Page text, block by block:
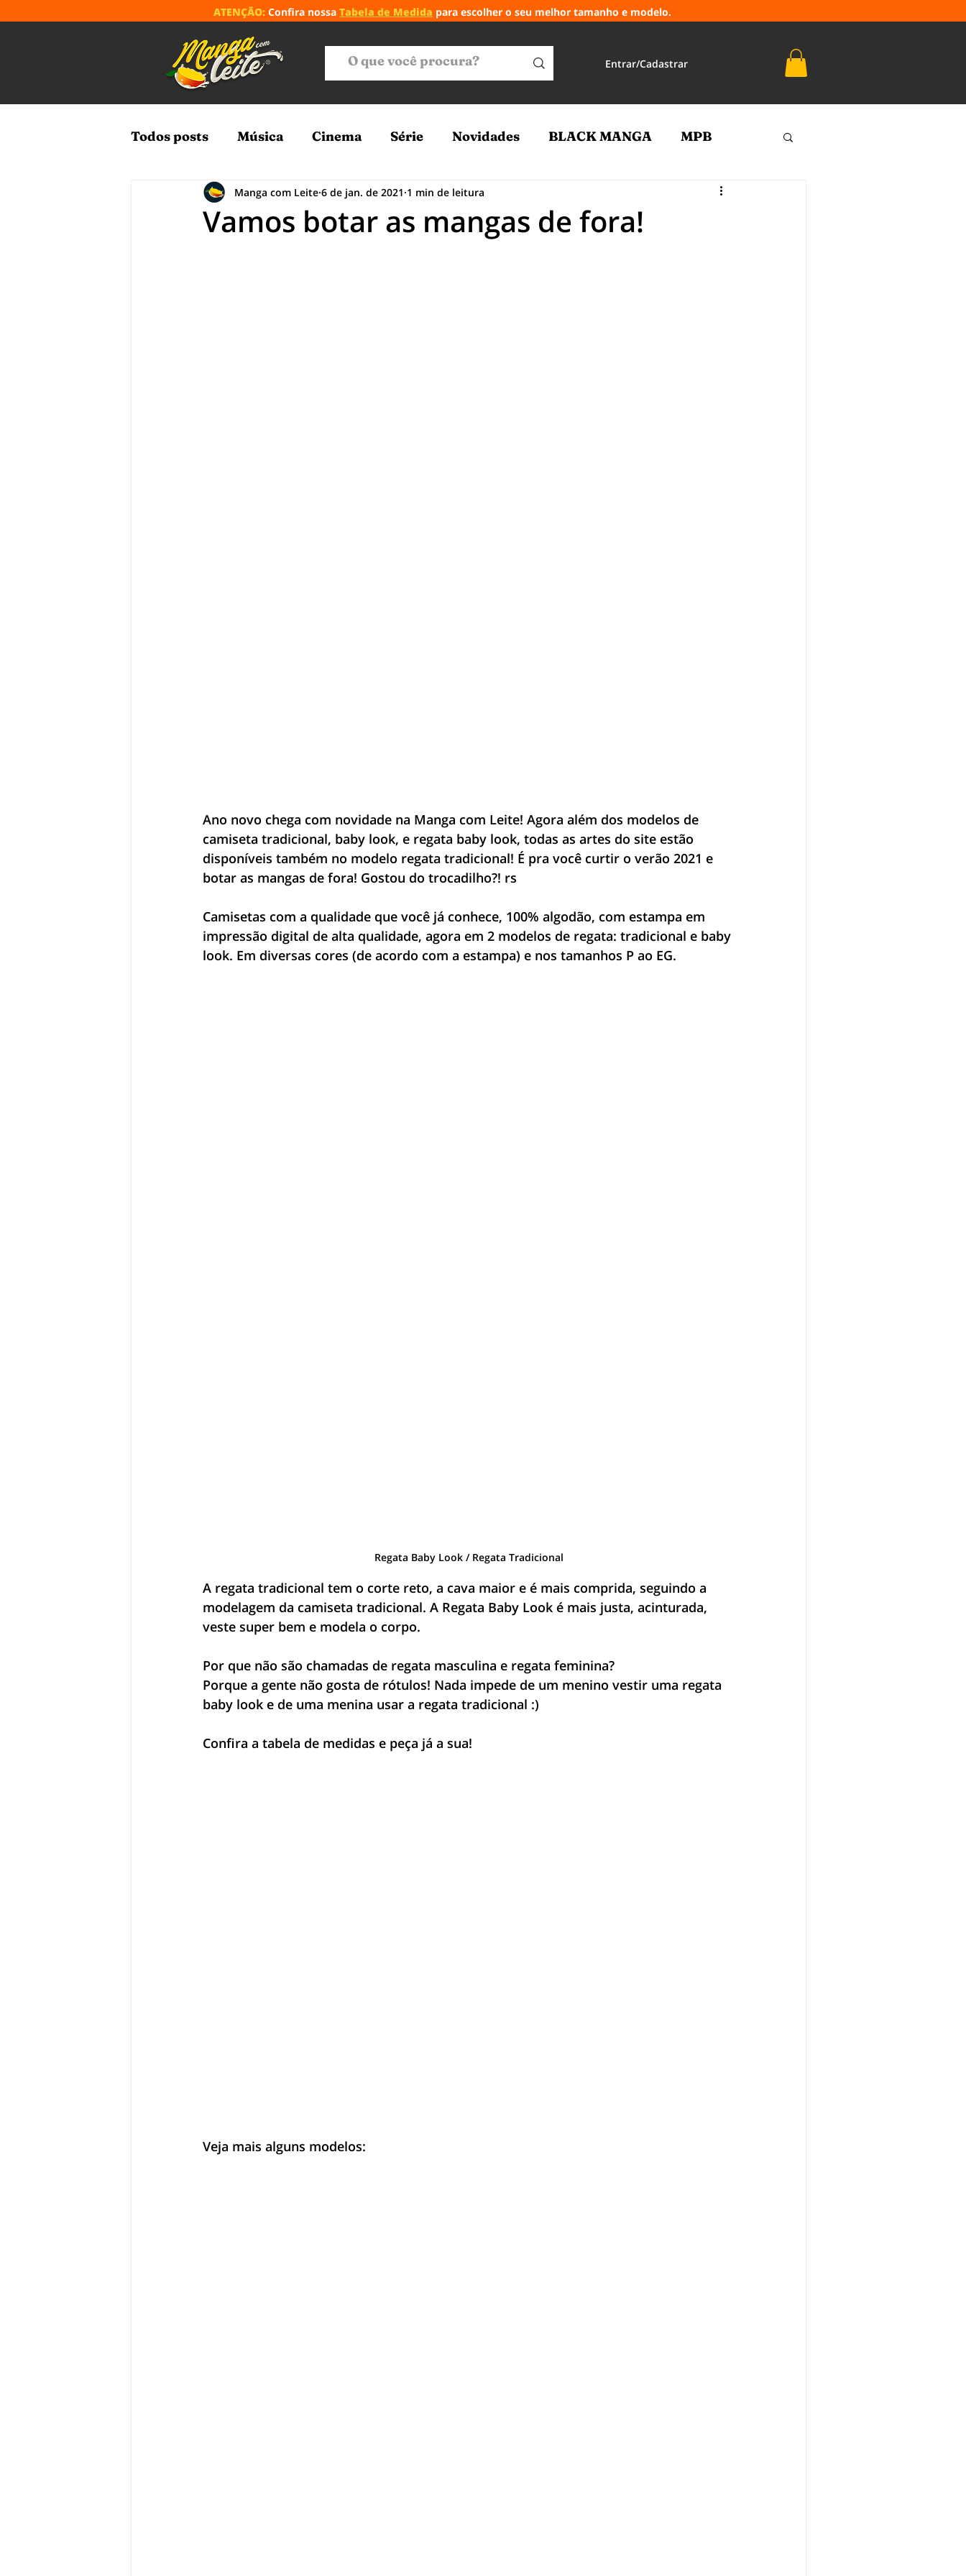
ATENÇÃO: Confira nossa Tabela de Medida para escolher o seu melhor tamanho e modelo.
Entrar/Cadastrar
Todos posts Música Cinema Série Novidades BLACK MANGA MPB
Vamos botar as mangas de fora!
Manga com Leite 6 de jan. de 2021 1 min de leitura
Ano novo chega com novidade na Manga com Leite! Agora além dos modelos de
camiseta tradicional, baby look, e regata baby look, todas as artes do site estão
disponíveis também no modelo regata tradicional! É pra você curtir o verão 2021 e
botar as mangas de fora! Gostou do trocadilho?! rs
Camisetas com a qualidade que você já conhece, 100% algodão, com estampa em
impressão digital de alta qualidade, agora em 2 modelos de regata: tradicional e baby
look. Em diversas cores (de acordo com a estampa) e nos tamanhos P ao EG.
Regata Baby Look / Regata Tradicional
A regata tradicional tem o corte reto, a cava maior e é mais comprida, seguindo a
modelagem da camiseta tradicional. A Regata Baby Look é mais justa, acinturada,
veste super bem e modela o corpo.
Por que não são chamadas de regata masculina e regata feminina?
Porque a gente não gosta de rótulos! Nada impede de um menino vestir uma regata
baby look e de uma menina usar a regata tradicional :)
Confira a tabela de medidas e peça já a sua!
Veja mais alguns modelos: